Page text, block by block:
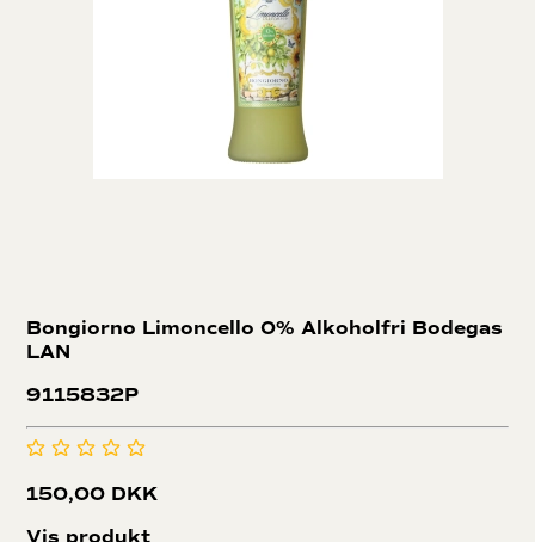
Bongiorno Limoncello 0% Alkoholfri Bodegas
LAN
9115832P
150,00 DKK